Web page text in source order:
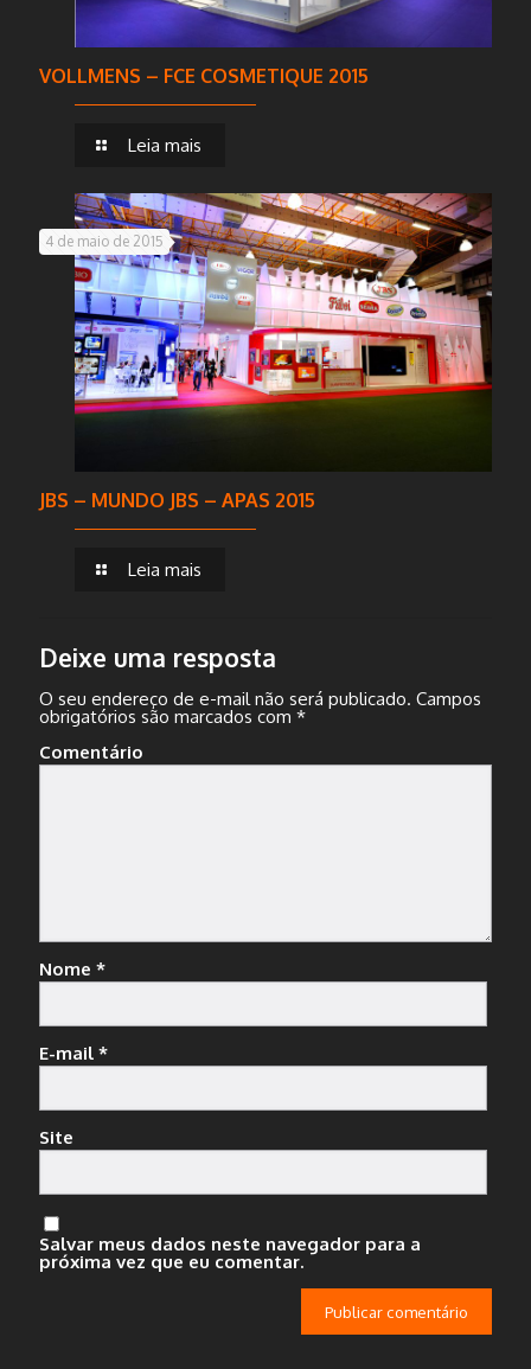
VOLLMENS – FCE COSMETIQUE 2015
Leia mais
4 de maio de 2015
JBS – MUNDO JBS – APAS 2015
Leia mais
Deixe uma resposta
O seu endereço de e-mail não será publicado. Campos
obrigatórios são marcados com *
Comentário
Nome *
E-mail *
Site
Salvar meus dados neste navegador para a
próxima vez que eu comentar.